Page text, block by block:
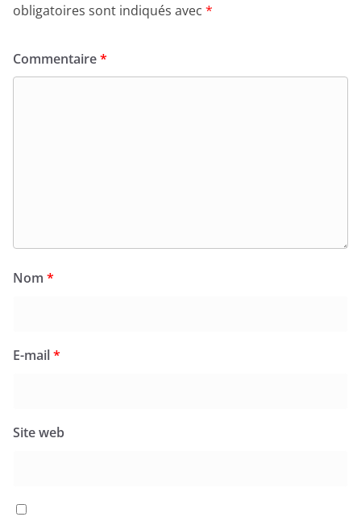
obligatoires sont indiqués avec *
Commentaire*
Nom *
E-mail*
Site web